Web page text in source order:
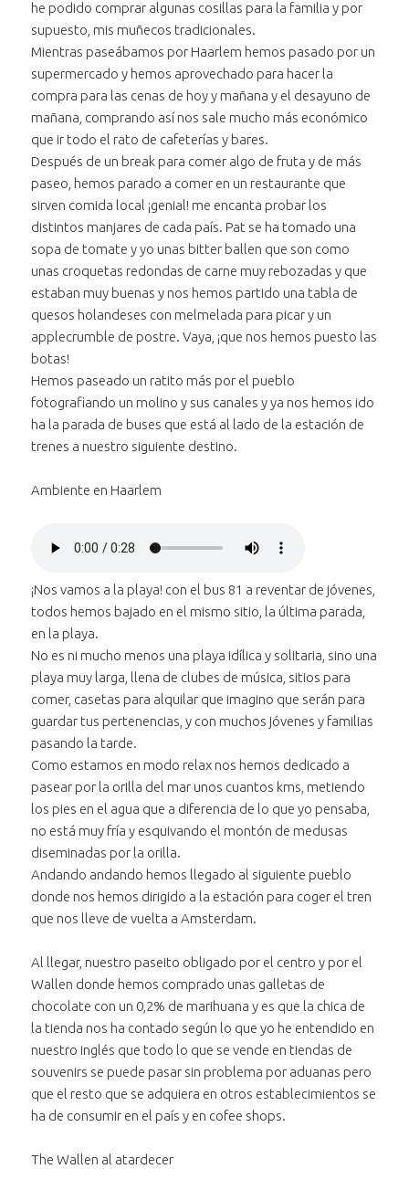
he podido comprar algunas cosillas para la familia y por
supuesto, mis muñecos tradicionales.
Mientras paseábamos por Haarlem hemos pasado por un
supermercado y hemos aprovechado para hacer la
compra para las cenas de hoy y mañana y el desayuno de
mañana, comprando así nos sale mucho más económico
que ir todo el rato de cafeterías y bares.
Después de un break para comer algo de fruta y de más
paseo, hemos parado a comer en un restaurante que
sirven comida local ¡genial! me encanta probar los
distintos manjares de cada país. Pat se ha tomado una
sopa de tomate y yo unas bitter ballen que son como
unas croquetas redondas de carne muy rebozadas y que
estaban muy buenas y nos hemos partido una tabla de
quesos holandeses con melmelada para picar y un
applecrumble de postre. Vaya, ¡que nos hemos puesto las
botas!
Hemos paseado un ratito más por el pueblo
fotografiando un molino y sus canales y ya nos hemos ido
ha la parada de buses que está al lado de la estación de
trenes a nuestro siguiente destino.
Ambiente en Haarlem
"Ambiente en
Bajar volumen al audio
Haarlem"
"Ambiente en
Haarlem"
Silenciarel audio "Ambiente
en Haarlem"
Avanzar treinta segundosen el
"Ambiente
en
Haarlem"
Retroceder treinta segundos
audio
"Ambiente
en
Haarlem"
Posición:
0 segundos
Duración:
28 segundos
¡Nos vamos a la playa! con el bus 81 a reventar de jóvenes,
todos hemos bajado en el mismo sitio, la última parada,
en la playa.
No es ni mucho menos una playa idílica y solitaria, sino una
playa muy larga, llena de clubes de música, sitios para
comer, casetas para alquilar que imagino que serán para
guardar tus pertenencias, y con muchos jóvenes y familias
pasando la tarde.
Como estamos en modo relax nos hemos dedicado a
pasear por la orilla del mar unos cuantos kms, metiendo
los pies en el agua que a diferencia de lo que yo pensaba,
no está muy fría y esquivando el montón de medusas
diseminadas por la orilla.
Andando andando hemos llegado al siguiente pueblo
donde nos hemos dirigido a la estación para coger el tren
que nos lleve de vuelta a Amsterdam.
Al llegar, nuestro paseito obligado por el centro y por el
Wallen donde hemos comprado unas galletas de
chocolate con un 0,2% de marihuana y es que la chica de
la tienda nos ha contado según lo que yo he entendido en
nuestro inglés que todo lo que se vende en tiendas de
souvenirs se puede pasar sin problema por aduanas pero
que el resto que se adquiera en otros establecimientos se
ha de consumir en el país y en cofee shops.
The Wallen al atardecer